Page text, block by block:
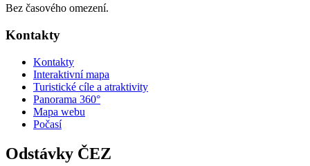
Bez časového omezení.
Kontakty
Kontakty
Interaktivní mapa
Turistické cíle a atraktivity
Panorama 360°
Mapa webu
Počasí
Odstávky ČEZ